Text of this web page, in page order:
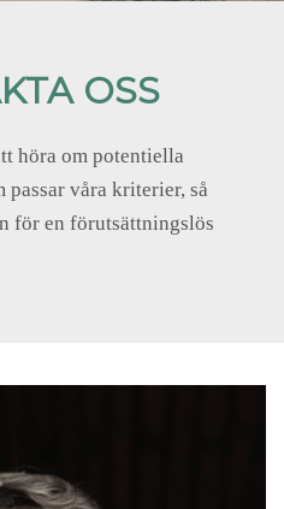
OSS
höra om potentiella
våra kriterier, så
för en förutsättningslös